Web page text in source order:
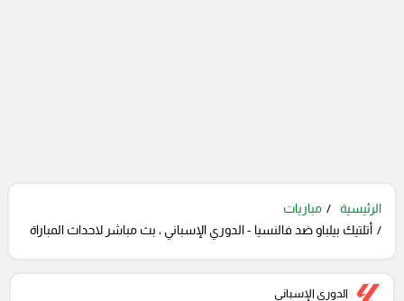
الرئيسية
مباريات
أتلتيك بيلباو ضد فالنسيا - الدوري الإسباني ، بث مباشر لاحداث المباراة
الدوري الإسباني